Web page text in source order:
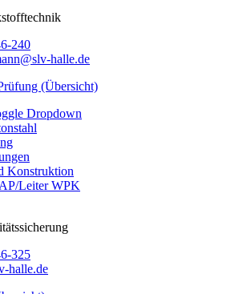
240
halle.de
(Übersicht)
Dropdown
Konstruktion
Leiter WPK
325
halle.de